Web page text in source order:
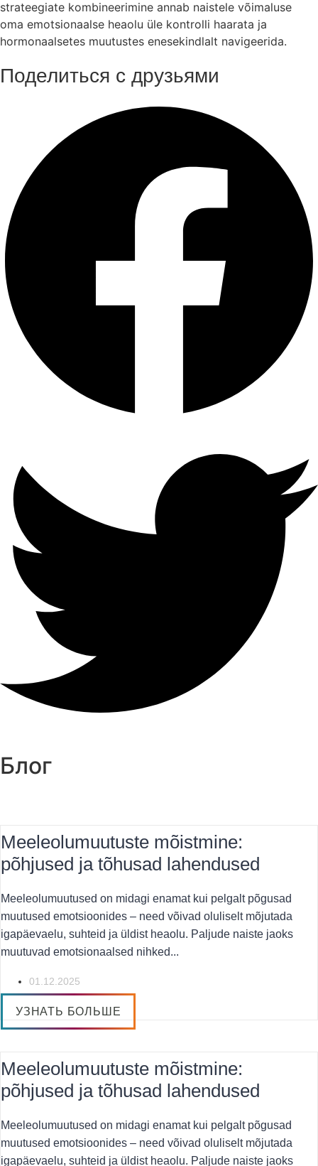
strateegiate kombineerimine annab naistele võimaluse
oma emotsionaalse heaolu üle kontrolli haarata ja
hormonaalsetes muutustes enesekindlalt navigeerida.
Поделиться с друзьями
Блог
Meeleolumuutuste mõistmine:
põhjused ja tõhusad lahendused
Meeleolumuutused on midagi enamat kui pelgalt põgusad
muutused emotsioonides – need võivad oluliselt mõjutada
igapäevaelu, suhteid ja üldist heaolu. Paljude naiste jaoks
muutuvad emotsionaalsed nihked...
01.12.2025
УЗНАТЬ БОЛЬШЕ
Meeleolumuutuste mõistmine:
põhjused ja tõhusad lahendused
Meeleolumuutused on midagi enamat kui pelgalt põgusad
muutused emotsioonides – need võivad oluliselt mõjutada
igapäevaelu, suhteid ja üldist heaolu. Paljude naiste jaoks